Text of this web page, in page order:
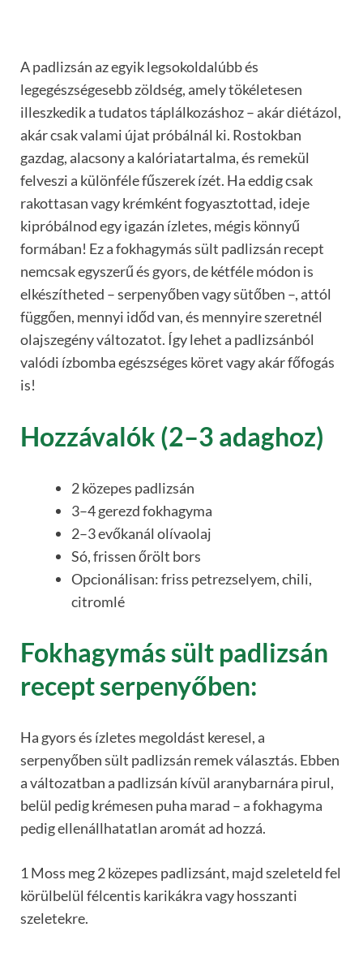
A padlizsán az egyik legsokoldalúbb és
legegészségesebb zöldség, amely tökéletesen
illeszkedik a tudatos táplálkozáshoz – akár diétázol,
akár csak valami újat próbálnál ki. Rostokban
gazdag, alacsony a kalóriatartalma, és remekül
felveszi a különféle fűszerek ízét. Ha eddig csak
rakottasan vagy krémként fogyasztottad, ideje
kipróbálnod egy igazán ízletes, mégis könnyű
formában! Ez a fokhagymás sült padlizsán recept
nemcsak egyszerű és gyors, de kétféle módon is
elkészítheted – serpenyőben vagy sütőben –, attól
függően, mennyi időd van, és mennyire szeretnél
olajszegény változatot. Így lehet a padlizsánból
valódi ízbomba egészséges köret vagy akár főfogás
is!
Hozzávalók (2–3 adaghoz)
2 közepes padlizsán
3–4 gerezd fokhagyma
2–3 evőkanál olívaolaj
Só, frissen őrölt bors
Opcionálisan: friss petrezselyem, chili,
citromlé
Fokhagymás sült padlizsán
recept serpenyőben:
Ha gyors és ízletes megoldást keresel, a
serpenyőben sült padlizsán remek választás. Ebben
a változatban a padlizsán kívül aranybarnára pirul,
belül pedig krémesen puha marad – a fokhagyma
pedig ellenállhatatlan aromát ad hozzá.
1 Moss meg 2 közepes padlizsánt, majd szeleteld fel
körülbelül félcentis karikákra vagy hosszanti
szeletekre.